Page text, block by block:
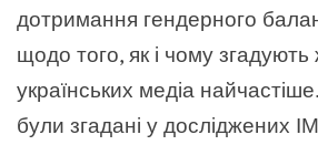
дотримання гендерного
щодо того, як і чому згадують
українських медіа найчастіше.
були згадані у досліджених